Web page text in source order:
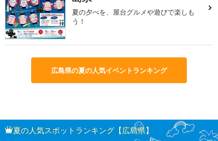
夏の夕べを、屋台グルメや遊びで楽しも
う！
広島県の夏の人気イベントランキング
夏の人気スポットランキング【広島県】